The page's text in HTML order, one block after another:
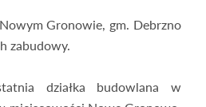
Gronowie, gm. Debrzno
zabudowy.
działka budowlana w